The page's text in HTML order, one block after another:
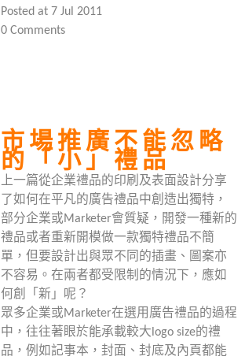
Posted at 7 Jul 2011
0 Comments
市場推廣不能忽略
的「小」禮品
上一篇從企業禮品的印刷及表面設計分享
了如何在平凡的廣告禮品中創造出獨特，
部分企業或Marketer會質疑，開發一種新的
禮品或者重新開模做一款獨特禮品不簡
單，但要設計出與眾不同的插畫、圖案亦
不容易。在兩者都受限制的情況下，應如
何創「新」呢？
眾多企業或Marketer在選用廣告禮品的過程
中，往往著眼於能承載較大logo size的禮
品，例如記事本，封面、封底及內頁都能